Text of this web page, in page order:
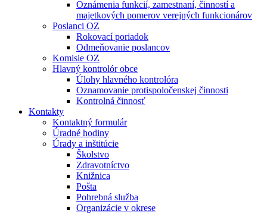
Oznámenia funkcií, zamestnaní, činností a
majetkových pomerov verejných funkcionárov
Poslanci OZ
Rokovací poriadok
Odmeňovanie poslancov
Komisie OZ
Hlavný kontrolór obce
Úlohy hlavného kontrolóra
Oznamovanie protispoločenskej činnosti
Kontrolná činnosť
Kontakty
Kontaktný formulár
Úradné hodiny
Úrady a inštitúcie
Školstvo
Zdravotníctvo
Knižnica
Pošta
Pohrebná služba
Organizácie v okrese